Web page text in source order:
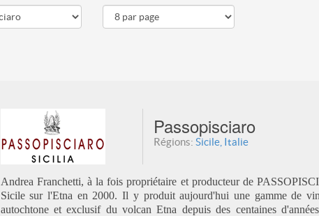
Passopisciaro
Régions: Sicile, Italie
Andrea Franchetti, à la fois propriétaire et producteur de
Sicile sur l'Etna en 2000. Il y produit aujourd'hui une gamme de
autochtone et exclusif du volcan Etna depuis des centaines